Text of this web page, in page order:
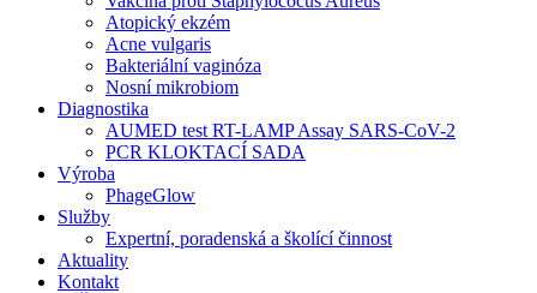
Atopický ekzém
Acne vulgaris
Bakteriální vaginóza
Nosní mikrobiom
Diagnostika
AUMED test RT-LAMP Assay SARS-CoV-2
PCR KLOKTACÍ SADA
Výroba
PhageGlow
Služby
Expertní, poradenská a školící činnost
Aktuality
Kontakt